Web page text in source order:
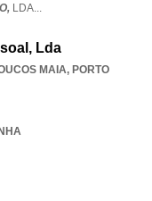
LDA...
Lda
MAIA, PORTO